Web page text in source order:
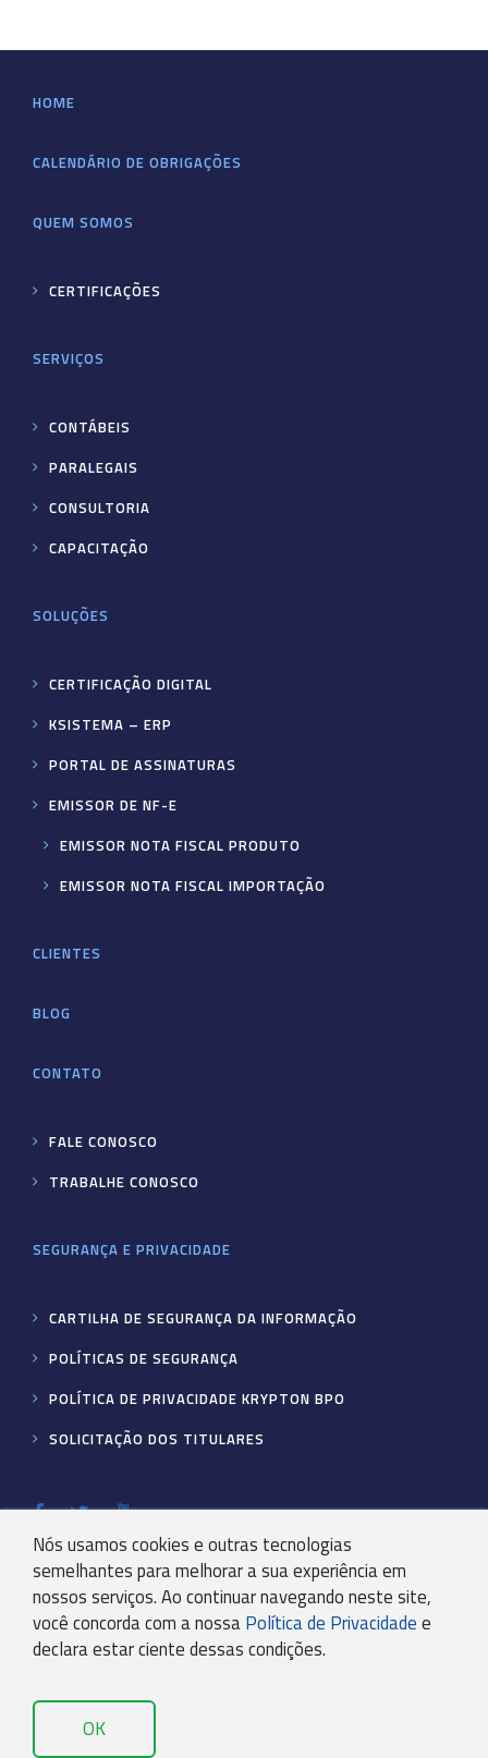
Nós usamos cookies e outras tecnologias
semelhantes para melhorar a sua experiência em
nossos serviços. Ao continuar navegando neste site,
você concorda com a nossa Política de Privacidade e
declara estar ciente dessas condições.
OK
HOME
CALENDÁRIO DE OBRIGAÇÕES
QUEM SOMOS
CERTIFICAÇÕES
SERVIÇOS
CONTÁBEIS
PARALEGAIS
CONSULTORIA
CAPACITAÇÃO
SOLUÇÕES
CERTIFICAÇÃO DIGITAL
KSISTEMA – ERP
PORTAL DE ASSINATURAS
EMISSOR DE NF-E
EMISSOR NOTA FISCAL PRODUTO
EMISSOR NOTA FISCAL IMPORTAÇÃO
CLIENTES
BLOG
CONTATO
FALE CONOSCO
TRABALHE CONOSCO
SEGURANÇA E PRIVACIDADE
CARTILHA DE SEGURANÇA DA INFORMAÇÃO
POLÍTICAS DE SEGURANÇA
POLÍTICA DE PRIVACIDADE KRYPTON BPO
SOLICITAÇÃO DOS TITULARES
FALE CONOSCO
sou cliente ainda não sou cliente